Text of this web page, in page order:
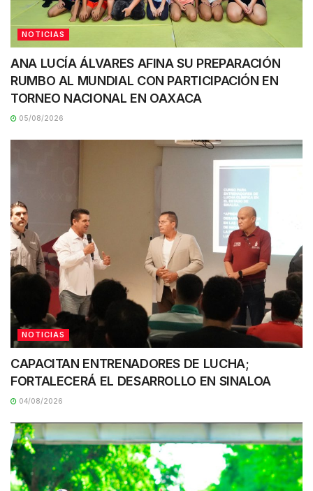
NOTICIAS
ANA LUCÍA ÁLVARES AFINA SU PREPARACIÓN
RUMBO AL MUNDIAL CON PARTICIPACIÓN EN
TORNEO NACIONAL EN OAXACA
05/08/2026
NOTICIAS
CAPACITAN ENTRENADORES DE LUCHA;
FORTALECERÁ EL DESARROLLO EN SINALOA
04/08/2026